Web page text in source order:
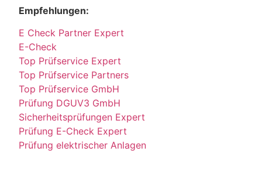
Empfehlungen:
E Check Partner Expert
E-Check
Top Prüfservice Expert
Top Prüfservice Partners
Top Prüfservice GmbH
Prüfung DGUV3 GmbH
Sicherheitsprüfungen Expert
Prüfung E-Check Expert
Prüfung elektrischer Anlagen